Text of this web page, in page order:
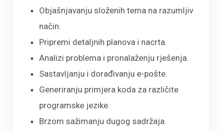
Objašnjavanju složenih tema na razumljiv
način.
Pripremi detaljnih planova i nacrta.
Analizi problema i pronalaženju rješenja.
Sastavljanju i dorađivanju e-pošte.
Generiranju primjera koda za različite
programske jezike.
Brzom sažimanju dugog sadržaja.